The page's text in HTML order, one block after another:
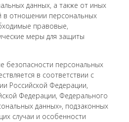
данных, а также от иных
в отношении персональных
правовые,
меры для защиты
безопасности персональных
в соответствии с
Российской Федерации,
Федерации, Федерального
данных», подзаконных
случаи и особенности